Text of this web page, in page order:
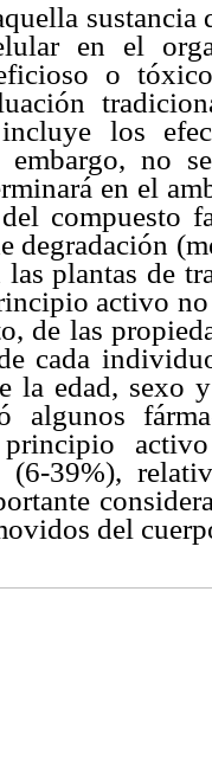
en el
o
incluye los
embargo, no
en el
compuesto
degradación
plantas de
activo
de las
cada
la edad, sexo
algunos
(6-39%),
del